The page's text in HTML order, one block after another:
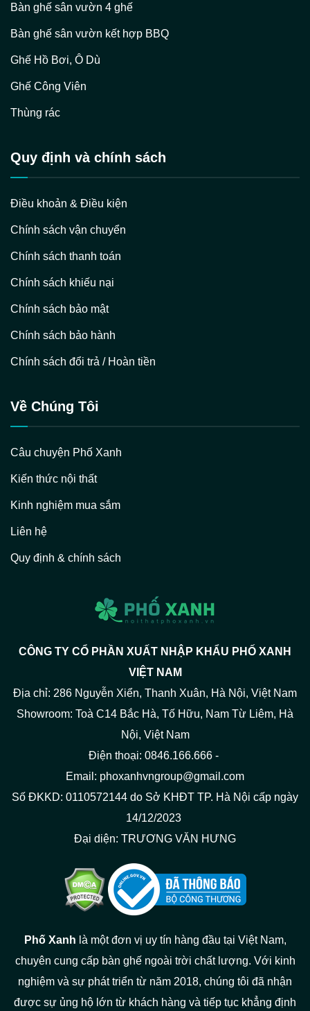
Bàn ghế sân vườn 4 ghế
Bàn ghế sân vườn kết hợp BBQ
Ghế Hồ Bơi, Ô Dù
Ghế Công Viên
Thùng rác
Quy định và chính sách
Điều khoản & Điều kiện
Chính sách vận chuyển
Chính sách thanh toán
Chính sách khiếu nại
Chính sách bảo mật
Chính sách bảo hành
Chính sách đổi trả / Hoàn tiền
Về Chúng Tôi
Câu chuyện Phố Xanh
Kiến thức nội thất
Kinh nghiệm mua sắm
Liên hệ
Quy định & chính sách
CÔNG TY CỔ PHẦN XUẤT NHẬP KHẨU PHỐ XANH
VIỆT NAM
Địa chỉ: 286 Nguyễn Xiển, Thanh Xuân, Hà Nội, Việt Nam
Showroom: Toà C14 Bắc Hà, Tố Hữu, Nam Từ Liêm, Hà
Nội, Việt Nam
Điện thoại: 0846.166.666 -
Email: phoxanhvngroup@gmail.com
Số ĐKKD: 0110572144 do Sở KHĐT TP. Hà Nội cấp ngày
14/12/2023
Đại diện: TRƯƠNG VĂN HƯNG
Phố Xanh là một đơn vị uy tín hàng đầu tại Việt Nam,
chuyên cung cấp bàn ghế ngoài trời chất lượng. Với kinh
nghiệm và sự phát triển từ năm 2018, chúng tôi đã nhận
được sự ủng hộ lớn từ khách hàng và tiếp tục khẳng định